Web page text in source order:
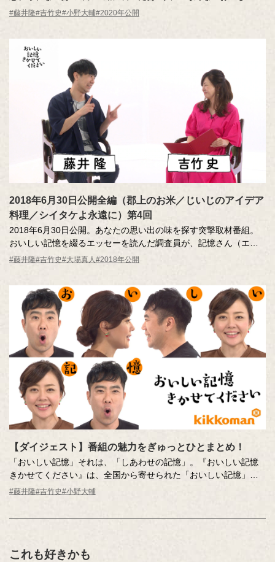
憶」のエッセーを読んだ調査員が、記憶さん（エッセー作者）と
MC ：藤井隆 進行：吉竹史
ナレーター：小野大輔（声優）
#藤井隆#吉竹史#小野大輔#2020年公開
2018年6月30日公開全編（郡上のお米／じいじのアイデア
料理／シイタケよ永遠に）第4回
2018年6月30日公開。あなたの思い出の味を探す突撃取材番組。
おいしい記憶を綴るエッセーを読んだ調査員が、記憶さん（エッ
セー作者）とともにその味を再現します。今回は記憶の味を原点
く見守ります！
MC ：藤井隆 進行：吉竹史
#藤井隆#吉竹史#大場真人#2018年公開
【ダイジェスト】番組の魅力をぎゅっとひとまとめ！
「おいしい記憶」それは、「しあわせの記憶」。『おいしい記憶
きかせてください』は、全国から寄せられた「おいしい記憶」の
実話をもとに制作された食のドキュメンタリーエンターテインメ
#藤井隆#吉竹史#小野大輔
これも好きかも